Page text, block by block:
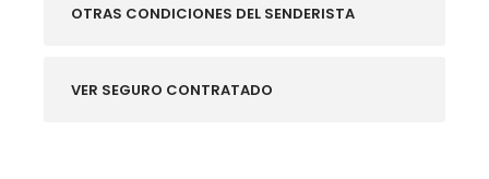
OTRAS CONDICIONES DEL SENDERISTA
VER SEGURO CONTRATADO